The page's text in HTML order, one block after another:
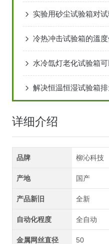
实验用砂尘试验箱对
冷热冲击试验箱的溫
水冷氙灯老化试验箱
解决恒温恒湿试验箱
详细介绍
品牌 柳沁科技
产地 国产
产品新旧 全新
自动化程度 全自动
金属网丝直径 50